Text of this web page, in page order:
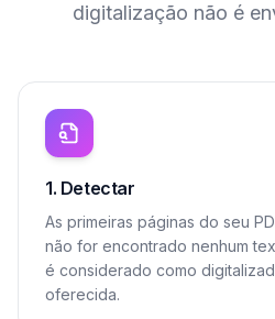
digitalização não é
1. Detectar
As primeiras páginas do seu
não for encontrado nenhum
é considerado como
oferecida.